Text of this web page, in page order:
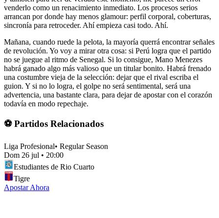
venderlo como un renacimiento inmediato. Los procesos serios
arrancan por donde hay menos glamour: perfil corporal, coberturas,
sincronía para retroceder. Ahí empieza casi todo. Ahí.
Mañana, cuando ruede la pelota, la mayoría querrá encontrar señales
de revolución. Yo voy a mirar otra cosa: si Perú logra que el partido
no se juegue al ritmo de Senegal. Si lo consigue, Mano Menezes
habrá ganado algo más valioso que un titular bonito. Habrá frenado
una costumbre vieja de la selección: dejar que el rival escriba el
guion. Y si no lo logra, el golpe no será sentimental, será una
advertencia, una bastante clara, para dejar de apostar con el corazón
todavía en modo repechaje.
⚽ Partidos Relacionados
Liga Profesional• Regular Season
Dom 26 jul • 20:00
Estudiantes de Rio Cuarto
Tigre
Apostar Ahora